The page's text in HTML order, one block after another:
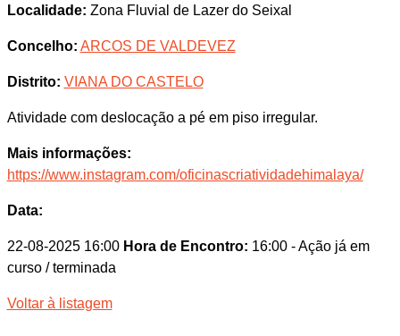
Localidade: Zona Fluvial de Lazer do Seixal
Concelho: ARCOS DE VALDEVEZ
Distrito: VIANA DO CASTELO
Atividade com deslocação a pé em piso irregular.
Mais informações:
https://www.instagram.com/oficinascriatividadehimalaya/
Data:
22-08-2025 16:00 Hora de Encontro: 16:00 - Ação já em
curso / terminada
Voltar à listagem